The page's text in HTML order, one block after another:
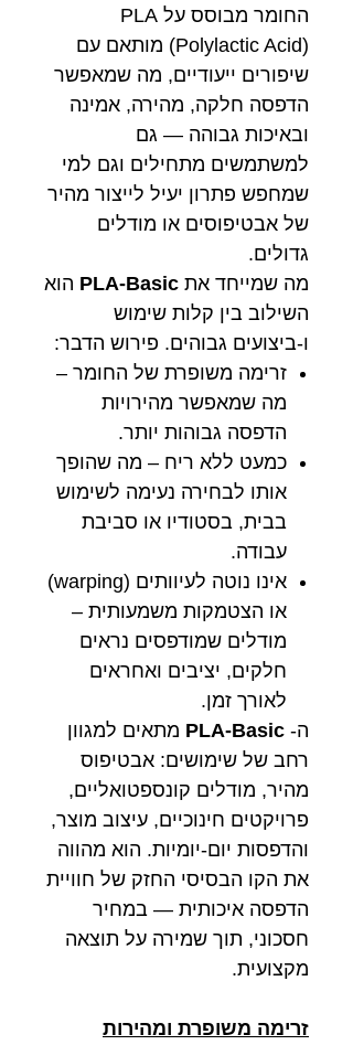
החומר מבוסס על PLA
(Polylactic Acid) מותאם עם
שיפורים ייעודיים, מה שמאפשר
הדפסה חלקה, מהירה, אמינה
ובאיכות גבוהה — גם
למשתמשים מתחילים וגם למי
שמחפש פתרון יעיל לייצור מהיר
של אבטיפוסים או מודלים
גדולים.
מה שמייחד את PLA-Basic הוא
השילוב בין קלות שימוש
ו-ביצועים גבוהים. פירוש הדבר:
זרימה משופרת של החומר –
מה שמאפשר מהירויות
הדפסה גבוהות יותר.
כמעט ללא ריח – מה שהופך
אותו לבחירה נעימה לשימוש
בבית, בסטודיו או סביבת
עבודה.
אינו נוטה לעיוותים (warping)
או הצטמקות משמעותית –
מודלים שמודפסים נראים
חלקים, יציבים ואחראים
לאורך זמן.
ה- PLA-Basic מתאים למגוון
רחב של שימושים: אבטיפוס
מהיר, מודלים קונספטואליים,
פרויקטים חינוכיים, עיצוב מוצר,
והדפסות יום-יומיות. הוא מהווה
את הקו הבסיסי החזק של חוויית
הדפסה איכותית — במחיר
חסכוני, תוך שמירה על תוצאה
מקצועית.
זרימה משופרת ומהירות